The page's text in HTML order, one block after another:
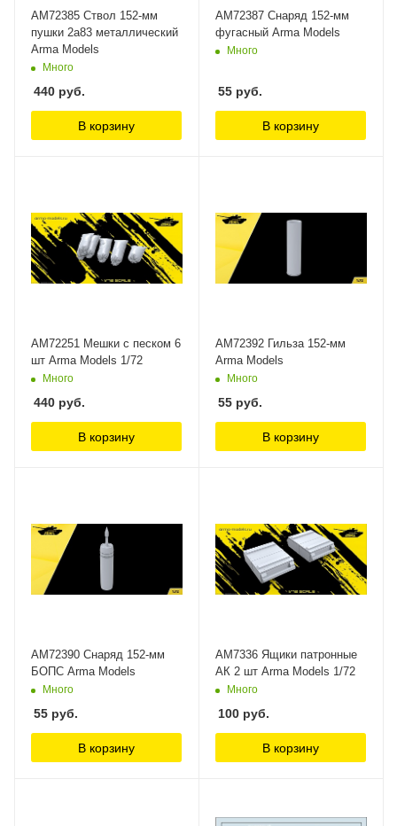
AM72385 Ствол 152-мм
пушки 2а83 металлический
Arma Models
Много
440 руб.
В корзину
AM72387 Снаряд 152-мм
фугасный Arma Models
Много
55 руб.
В корзину
AM72251 Мешки с песком 6
шт Arma Models 1/72
Много
440 руб.
В корзину
AM72392 Гильза 152-мм
Arma Models
Много
55 руб.
В корзину
AM72390 Снаряд 152-мм
БОПС Arma Models
Много
55 руб.
В корзину
AM7336 Ящики патронные
АК 2 шт Arma Models 1/72
Много
100 руб.
В корзину